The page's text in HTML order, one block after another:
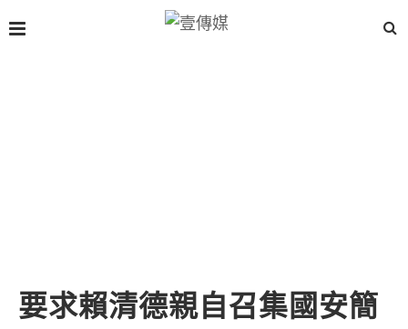
要求賴清德親自召集國安簡